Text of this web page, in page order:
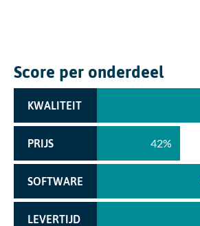
Score per onderdeel
KWALITEIT
PRIJS
SOFTWARE
LEVERTIJD
42%